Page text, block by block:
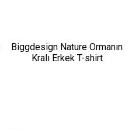
Biggdesign Nature Ormanın
Kralı Erkek T-shirt